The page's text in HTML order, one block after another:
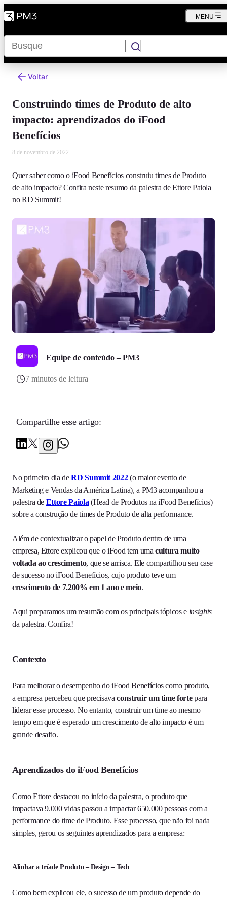
Pesquisar
MENU
Voltar
Equipe de conteúdo – PM3
7 minutos de leitura
Compartilhe esse artigo:
Construindo times de Produto de alto
impacto: aprendizados do iFood
Benefícios
8 de novembro de 2022
Quer saber como o iFood Benefícios construiu times de Produto
de alto impacto? Confira neste resumo da palestra de Ettore Paiola
no RD Summit!
No primeiro dia deRD Summit 2022(o maior evento de
Marketing e Vendas da América Latina), a PM3 acompanhou a
palestra de Ettore Paiola (Head de Produtos na iFood Benefícios)
sobre a construção de times de Produto de alta performance.
Além de contextualizar o papel de Produto dentro de uma
empresa, Ettore explicou que o iFood tem umacultura muito
voltada ao crescimento, que se arrisca. Ele compartilhou seu case
de sucesso no iFood Benefícios, cujo produto teve um
crescimento de 7.200% em 1 ano e meio.
Aqui preparamos um resumão com os principais tópicos e insights
da palestra. Confira!
Contexto
Para melhorar o desempenho do iFood Benefícios como produto,
a empresa percebeu que precisavaconstruir um time fortepara
liderar esse processo. No entanto, construir um time ao mesmo
tempo em que é esperado um crescimento de alto impacto é um
grande desafio.
Aprendizados do iFood Benefícios
Como Ettore destacou no início da palestra, o produto que
impactava 9.000 vidas passou a impactar 650.000 pessoas com a
performance do time de Produto. Esse processo, que não foi nada
simples, gerou os seguintes aprendizados para a empresa:
Alinhar a tríade Produto – Design – Tech
Como bem explicou ele, o sucesso de um produto depende do